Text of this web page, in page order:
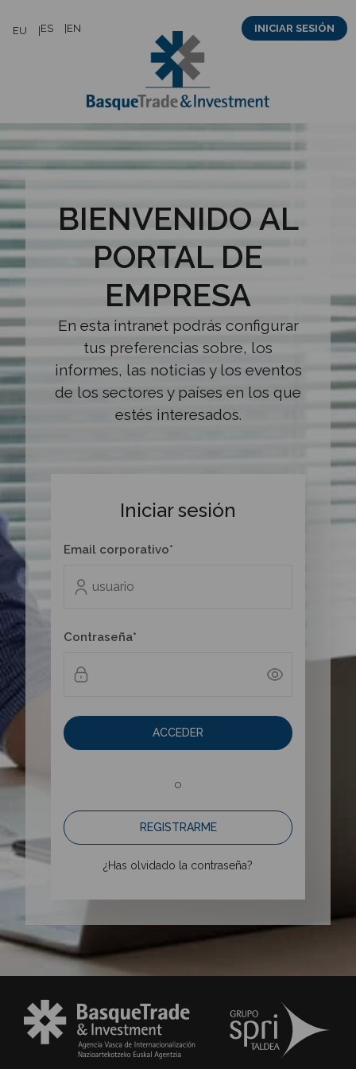
EU ES EN INICIAR SESIÓN
BIENVENIDO AL
PORTAL DE
EMPRESA
En esta intranet podrás configurar
tus preferencias sobre, los
informes, las noticias y los eventos
de los sectores y países en los que
estés interesados.
Iniciar sesión
Email corporativo*
Contraseña*
ACCEDER
o
REGISTRARME
¿Has olvidado la contraseña?